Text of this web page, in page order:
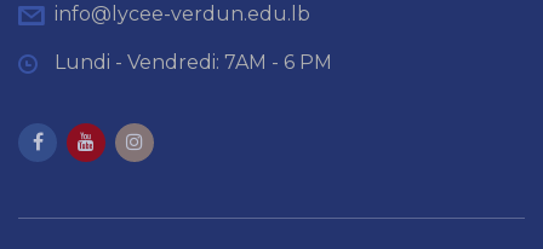
info@lycee-verdun.edu.lb
Lundi - Vendredi: 7AM - 6 PM